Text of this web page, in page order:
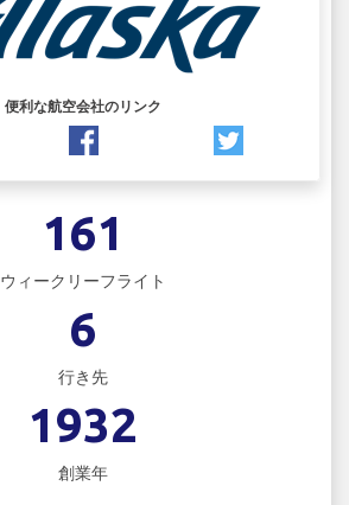
便利な航空会社のリンク
161
ウィークリーフライト
6
行き先
1932
創業年